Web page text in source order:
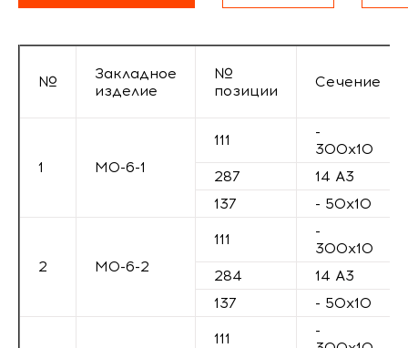
№
Закладное
изделие
№
позиции
Сечение
1 М0-6-1
111
-
300х10
287
14 А3
137
- 50х10
2 М0-6-2
111
-
300х10
284
14 А3
137
- 50х10
111
-